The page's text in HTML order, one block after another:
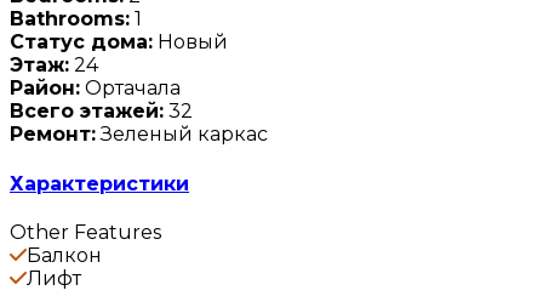
Bathrooms: 1
Статус дома: Новый
Этаж: 24
Район: Ортачала
Всего этажей: 32
Ремонт:Зеленый каркас
Характеристики
Other Features
Балкон
Лифт